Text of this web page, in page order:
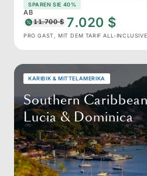
SPAREN SIE 40%
AB
11.700 $ 7.020 $
PRO GAST, MIT DEM TARIF ALL-INCLUSIVE
KARIBIK & MITTELAMERIKA
Southern
Lucia & Dominica